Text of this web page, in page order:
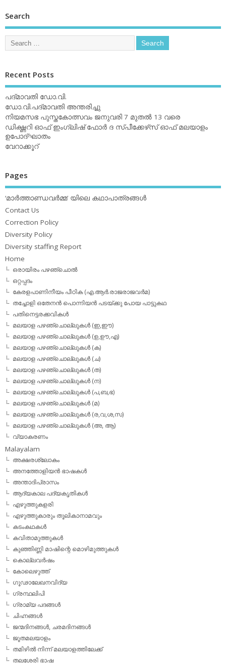
Search
Recent Posts
പദ്മാവതി ഡോ.വി.
ഡോ.വി.പദ്മാവതി അന്തരിച്ചു
നിയമസഭ പുസ്തകോത്സവം ജനുവരി 7 മുതല്‍ 13 വരെ
ഡിക്ഷ്ണറി ഓഫ് ഇംഗ്ലിഷ് ഫോര്‍ ദ സ്പീക്കേഴ്‌സ് ഓഫ് മലയാളം
ഉപോദ്ഘാതം
വേറാക്കൂറ്
Pages
‘മാര്‍ത്താണ്ഡവര്‍മ്മ’ യിലെ കഥാപാത്രങ്ങള്‍
Contact Us
Correction Policy
Diversity Policy
Diversity staffing Report
Home
ഒരായിരം പഴഞ്ചൊല്‍
ഒറ്റപ്പദം
കേരളപാണിനീയം പീഠിക (എ.ആര്‍.രാജരാജവര്‍മ)
തച്ചോളി ഒതേനൻ പൊന്നിയൻ പടയ്‌ക്കു പോയ പാട്ടുകഥ
പതിനെട്ടരക്കവികള്‍
മലയാള പഴഞ്ചൊല്ലുകള്‍ (ഇ,ഈ)
മലയാള പഴഞ്ചൊല്ലുകള്‍ (ഉ,ഊ,എ)
മലയാള പഴഞ്ചൊല്ലുകള്‍ (ക)
മലയാള പഴഞ്ചൊല്ലുകള്‍ (ച)
മലയാള പഴഞ്ചൊല്ലുകള്‍ (ത)
മലയാള പഴഞ്ചൊല്ലുകള്‍ (ന)
മലയാള പഴഞ്ചൊല്ലുകള്‍ (പ,ബ,ഭ)
മലയാള പഴഞ്ചൊല്ലുകള്‍ (മ)
മലയാള പഴഞ്ചൊല്ലുകള്‍ (ര,വ,ശ,സ)
മലയാള പഴഞ്ചൊല്ലുകൾ (അ, ആ)
വ്യാകരണം
Malayalam
അക്ഷരശ്ലോകം
അനത്തോളിയന്‍ ഭാഷകള്‍
അന്താദിപ്രാസം
ആദ്യകാല പദ്യകൃതികള്‍
എഴുത്തുകളരി
എഴുത്തുകാരും തൂലികാനാമവും
കടംകഥകള്‍
കവിതാമുത്തുകള്‍
കുഞ്ഞിണ്ണി മാഷിന്റെ മൊഴിമുത്തുകള്‍
കൊല്ലവര്‍ഷം
കോലെഴുത്ത്
ഗൂഢാലേഖനവിദ്യ
ഗ്രന്ഥലിപി
ഗ്രാമ്യ പദങ്ങള്‍
ചിഹ്നങ്ങള്‍
ജന്മദിനങ്ങള്‍, ചരമദിനങ്ങള്‍
ജൂതമലയാളം
തമിഴില്‍ നിന്ന് മലയാളത്തിലേക്ക്
തലശേരി ഭാഷ